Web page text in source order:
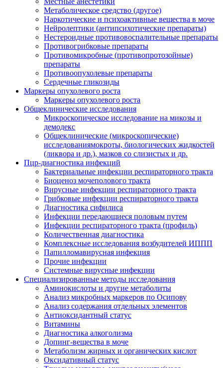
Метаболическое средство (другое)
Наркотические и психоактивные вещества в моче
Нейролептики (антипсихотические препараты)
Нестероидные противовоспалительные препараты
Противогрибковые препараты
Противомикробные (противопротозойные)
препараты
Противоопухолевые препараты
Сердечные гликозиды
Маркеры опухолевого роста
Маркеры опухолевого роста
Общеклинические исследования
Микроскопическое исследование на микозы и
демодекс
Общеклинические (микроскопические)
исследованиямокроты, биологических жидкостей
(ликвора и др.), мазков со слизистых и др.
Пцр-диагностика инфекций
Бактериальные инфекции респираторного тракта
Биоценоз мочеполового тракта
Вирусные инфекции респираторного тракта
Грибковые инфекции респираторного тракта
Диагностика сифилиса
Инфекции передающиеся половым путем
Инфекции респираторного тракта (профиль)
Количественная диагностика
Комплексные исследования возбудителей ИППП
Папилломавирусная инфекция
Прочие инфекции
Системные вирусные инфекции
Специализированные методы исследования
Аминокислоты и другие метаболиты
Анализ микробных маркеров по Осипову
Анализ содержания отдельных элементов
Антиоксидантный статус
Витамины
Диагностика алкоголизма
Допинг-вещества в моче
Метаболизм жирных и органических кислот
Оксидативный статус